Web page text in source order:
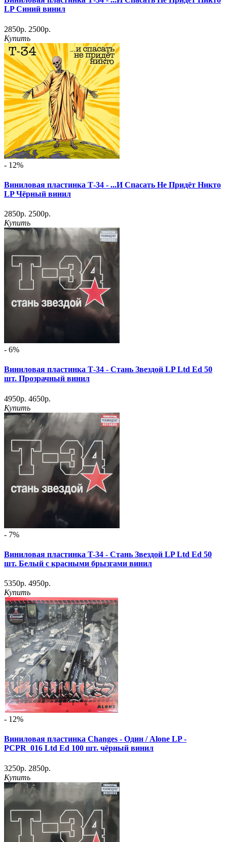
LP Синий винил
2850р. 2500р.
Купить
- 12%
Виниловая пластинка Т-34 - ...И Спасать Не Придёт Никто
LP Чёрный винил
2850р. 2500р.
Купить
- 6%
Виниловая пластинка Т-34 - Стань Звездой LP Ltd Ed 50
шт. Прозрачный винил
4950р. 4650р.
Купить
- 7%
Виниловая пластинка T-34 - Стань Звездой LP Ltd Ed 50
шт. Белый с красными брызгами винил
5350р. 4950р.
Купить
- 12%
Виниловая пластинка Changes - Один / Alone LP -
PCPR_016 Ltd Ed 100 шт. чёрный винил
3250р. 2850р.
Купить